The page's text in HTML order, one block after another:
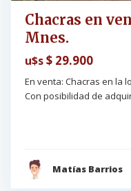
Chacras en
Mnes.
u$s$ 29.900
En venta: Chacras en la
Con posibilidad de
Matías Barrios